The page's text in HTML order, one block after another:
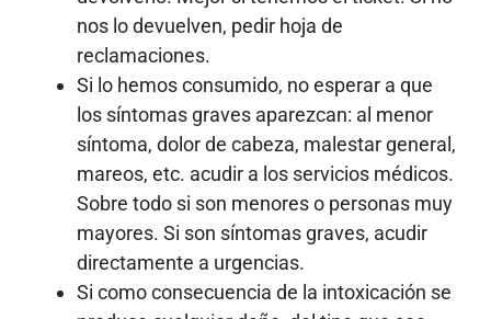
nos lo devuelven, pedir hoja de
reclamaciones.
Si lo hemos consumido, no esperar a que
los síntomas graves aparezcan: al menor
síntoma, dolor de cabeza, malestar general,
mareos, etc. acudir a los servicios médicos.
Sobre todo si son menores o personas muy
mayores. Si son síntomas graves, acudir
directamente a urgencias.
Si como consecuencia de la intoxicación se